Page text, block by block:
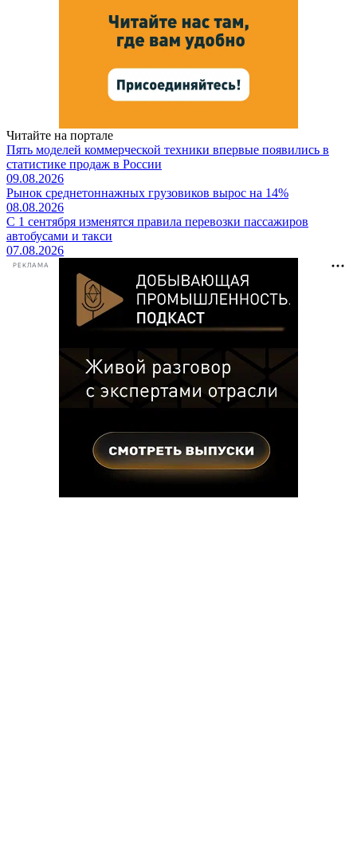
Читайте на портале
Пять моделей коммерческой техники впервые появились в
статистике продаж в России
09.08.2026
Рынок среднетоннажных грузовиков вырос на 14%
08.08.2026
С 1 сентября изменятся правила перевозки пассажиров
автобусами и такси
07.08.2026
РЕКЛАМА